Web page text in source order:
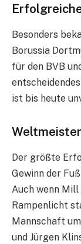
Besonders
Borussia
für den BVB
ist bis heute
Der größte
Gewinn der
Auch wenn
Rampenlicht
Mannschaft
und Jürgen